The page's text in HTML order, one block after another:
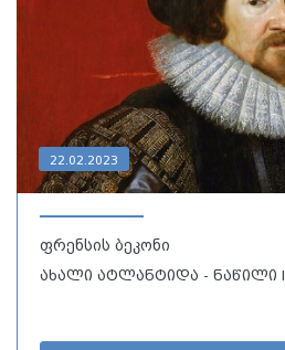
22.02.2023
ფრენსის ბეკონი
ახალი ატლანტიდა - ნაწილი I